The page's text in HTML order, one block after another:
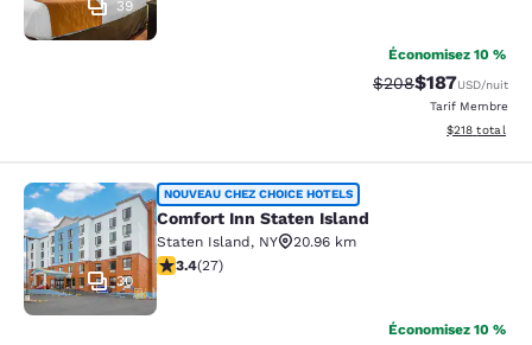
39
Économisez 10 %
Tarif barré :
$208Tarif réduit :
$187USD/nuit
Tarif Membre
Afficher les
$218 total
Comfort Inn Staten Island
30
NOUVEAU CHEZ CHOICE HOTELS
Comfort Inn Staten Island
Staten Island, NY
20.96 km
3.37 étoiles. Bien. 27 commentaires
3.4(27)
Économisez 10 %